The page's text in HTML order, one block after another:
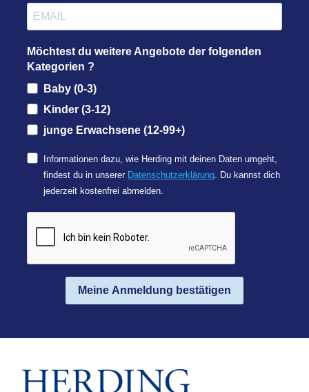
Möchtest du weitere Angebote der folgenden
Kategorien ?
Baby (0-3)
Kinder (3-12)
junge Erwachsene (12-99+)
Informationen dazu, wie Herding mit deinen Daten umgeht,
findest du in unserer Datenschutzerklärung . Du kannst dich
jederzeit kostenfrei abmelden.
Meine Anmeldung bestätigen